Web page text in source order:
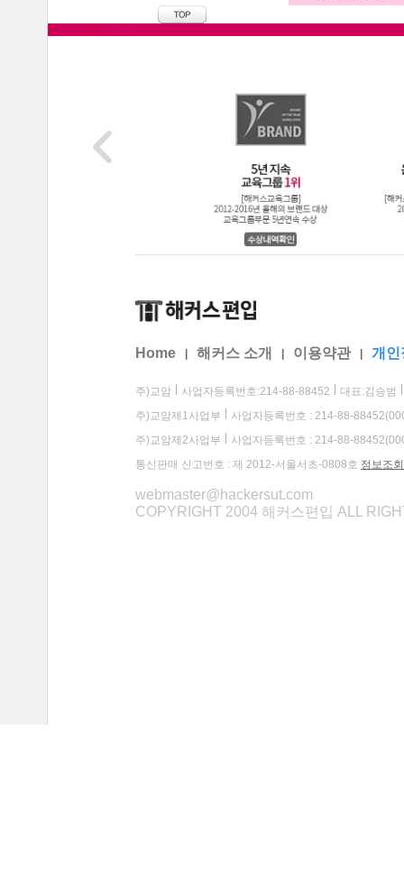
Home 해커스 소개 이용약관 개인
주)교암 사업자등록번호:214-88-88452
대표:김승범
주)교암제1사업부
사업자등록번호 : 214-88-
주)교암제2사업부
사업자등록번호 : 214-88-
통신판매 신고번호 : 제 2012-서울서초-0808호 정보조회
webmaster@hackersut.com
COPYRIGHT 2004 해커스편입 ALL